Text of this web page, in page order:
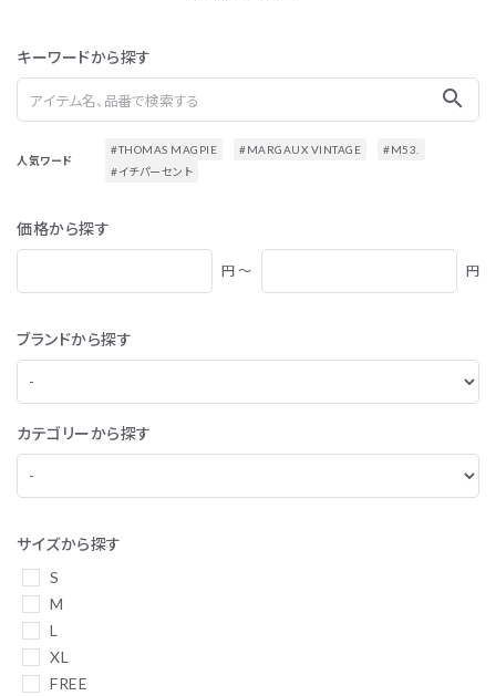
キーワードから探す
search
人気ワード
#THOMAS MAGPIE #MARGAUX VINTAGE
#M53.
#イチパーセント
価格から探す
円 ～ 円
ブランドから探す
カテゴリーから探す
サイズから探す
S
M
L
XL
FREE